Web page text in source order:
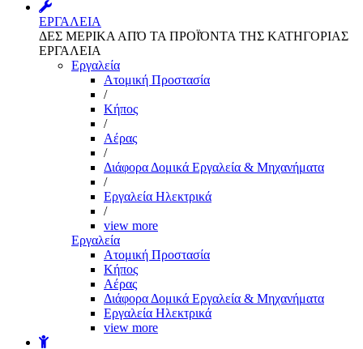
ΕΡΓΑΛΕΙΑ
ΔΕΣ ΜΕΡΙΚΑ ΑΠΌ ΤΑ ΠΡΟΪΌΝΤΑ ΤΗΣ ΚΑΤΗΓΟΡΙΑΣ
ΕΡΓΑΛΕΙΑ
Εργαλεία
Aτομική Προστασία
/
Kήπος
/
Αέρας
/
Διάφορα Δομικά Εργαλεία & Μηχανήματα
/
Εργαλεία Ηλεκτρικά
/
view more
Εργαλεία
Aτομική Προστασία
Kήπος
Αέρας
Διάφορα Δομικά Εργαλεία & Μηχανήματα
Εργαλεία Ηλεκτρικά
view more